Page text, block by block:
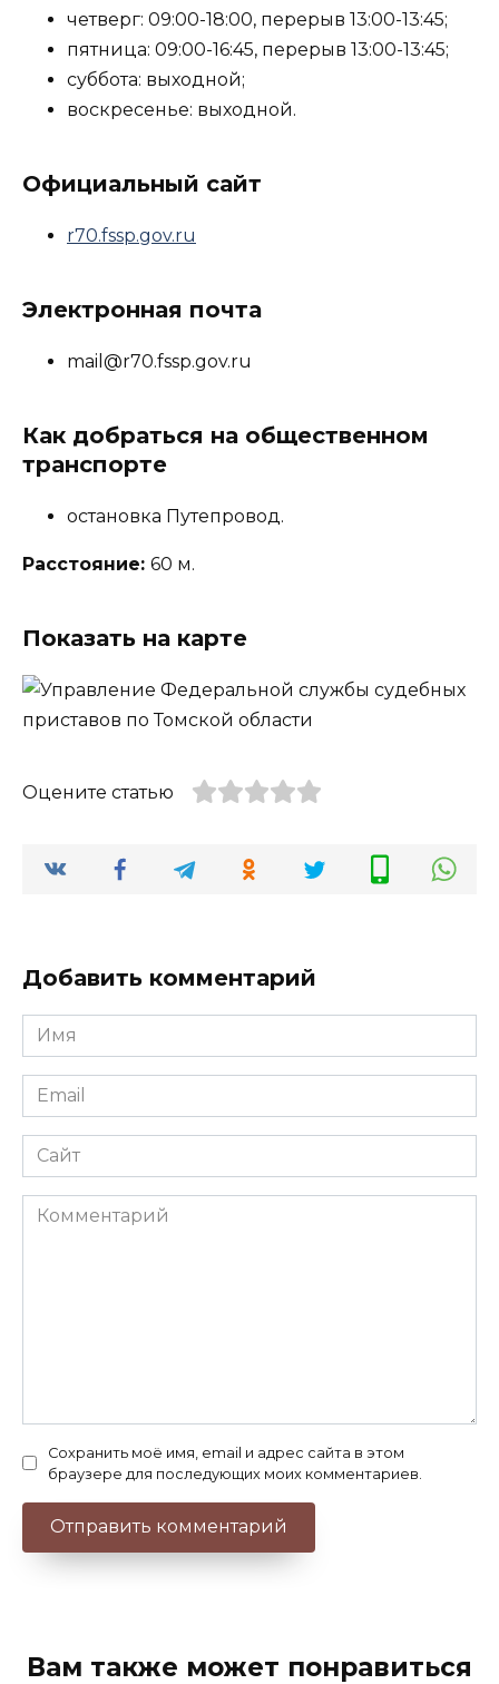
четверг: 09:00-18:00, перерыв 13:00-13:45;
пятница: 09:00-16:45, перерыв 13:00-13:45;
суббота: выходной;
воскресенье: выходной.
Официальный сайт
r70.fssp.gov.ru
Электронная почта
mail@r70.fssp.gov.ru
Как добраться на общественном
транспорте
остановка Путепровод.
Расстояние: 60 м.
Показать на карте
Оцените статью
Добавить комментарий
Имя
*
Email
*
Сайт
Комментарий
Сохранить моё имя, email и адрес сайта в этом
браузере для последующих моих комментариев.
Вам также может понравиться